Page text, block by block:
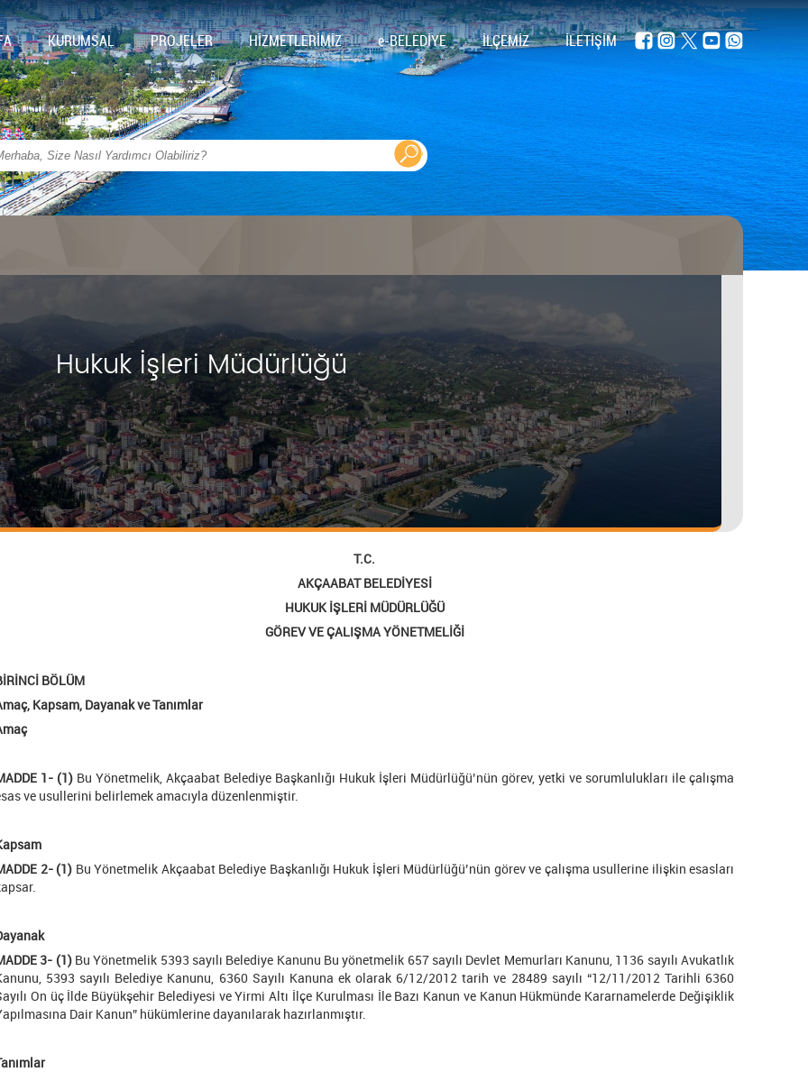
KURUMSAL PROJELER HİZMETLERİMİZ e-BELEDİYE İLÇEMİZ İLETİŞİM
Hukuk İşleri Müdürlüğü
T.C.
AKÇAABAT BELEDİYESİ
HUKUK İŞLERİ MÜDÜRLÜĞÜ
GÖREV VE ÇALIŞMA YÖNETMELİĞİ
BÖLÜM
Kapsam, Dayanak ve Tanımlar
1- (1) Bu Yönetmelik, Akçaabat Belediye Başkanlığı Hukuk İşleri Müdürlüğü’nün görev, yetki ve sorumlulukları ile çalışma
ve usullerini belirlemek amacıyla düzenlenmiştir.
2- (1) Bu Yönetmelik Akçaabat Belediye Başkanlığı Hukuk İşleri Müdürlüğü’nün görev ve çalışma usullerine ilişkin esasları
3- (1)Bu Yönetmelik 5393 sayılı Belediye Kanunu Bu yönetmelik 657 sayılı Devlet Memurları Kanunu, 1136 sayılı Avukatlık
5393 sayılı Belediye Kanunu, 6360 Sayılı Kanuna ek olarak 6/12/2012 tarih ve 28489 sayılı “12/11/2012 Tarihli 6360
On üç İlde Büyükşehir Belediyesi ve Yirmi Altı İlçe Kurulması İle Bazı Kanun ve Kanun Hükmünde Kararnamelerde Değişiklik
Dair Kanun” hükümlerine dayanılarak hazırlanmıştır.